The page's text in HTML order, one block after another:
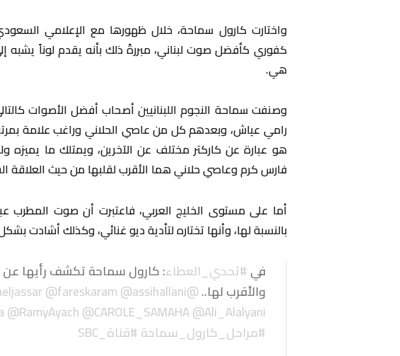
واختارت كارول سماحة، خلال ظهورها مع الإعلامي السعودي
كفوري كأفضل صوت لبناني، مبررةً ذلك بأنه يقدم لوناً يشبه
هي.
وصنفت سماحة النجوم اللبنانيين أصحاب أفضل الأصوات
رامي عياش، وبعدهم كل من عاصي الحلاني وراغب علامة
هو عبارة عن كاركتر مختلف عن الآخرين، ويمتلك ما يميزه
فارس كرم وعاصي حلاني هما الأقرب لقلبها من حيث العلاقة
أما على مستوى الخليج العربي، فاعتبرت أن صوت
بالنسبة لها، وأنها تختاره لتأدية ديو غنائي، وكذلك أشادت
في#تحدي_العطاء: كارول سماحة تكشف رأيها عن
والأقرب لها..@waelkfoury
@fareskaram@assihallani
@RamyAyach@CAROLE_SAMAHA@Ali_Alalyani
#مراحل_كارول_سماحة#قناة_SBC